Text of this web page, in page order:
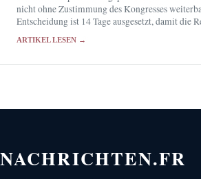
nicht ohne Zustimmung des Kongresses
Entscheidung ist 14 Tage ausgesetzt, damit die
ARTIKEL LESEN →
NACHRICHTEN.FR